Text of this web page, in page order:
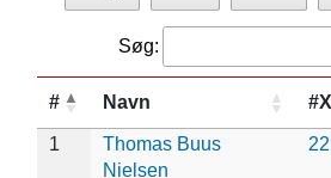
Søg:
# Navn #X
1
Thomas Buus
Nielsen